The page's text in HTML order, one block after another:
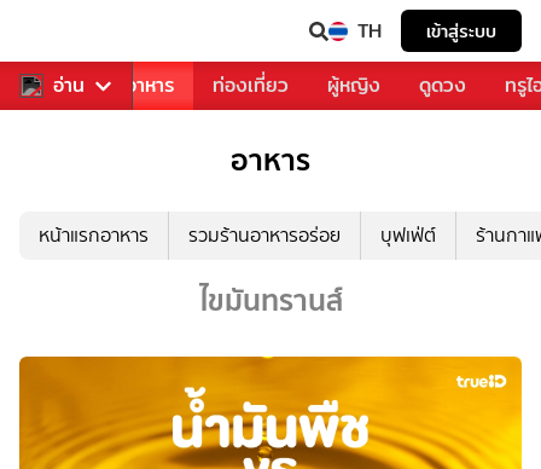
TH เข้าสู่ระบบ
อ่าน
การเพลง อาหาร ท่องเที่ยว ผู้หญิง ดูดวง ทรู
อาหาร
หน้าแรกอาหาร รวมร้านอาหารอร่อย บุฟเฟ่ต์ ร้านกา
ไขมันทรานส์